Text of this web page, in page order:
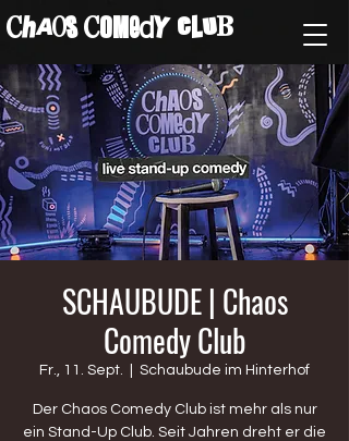
ChAos COMedY cLuB
SCHAUBUDE | Chaos
Comedy Club
Fr., 11. Sept. Schaubude im Hinterhof
Der Chaos Comedy Club ist mehr als nur
ein Stand-Up Club. Seit Jahren dreht er die